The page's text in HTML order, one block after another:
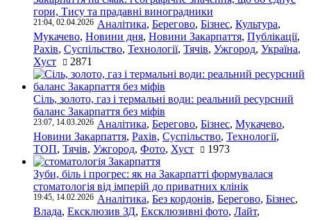
гори, Тису та прадавні виноградники
21:04, 02.04.2026 Аналітика, Берегово, Бізнес, Культура,
Мукачево, Новини дня, Новини Закарпаття, Публікації,
Рахів, Суспільство, Технології, Тячів, Ужгород, Україна,
Хуст
2871
Сіль, золото, газ і термальні води: реальний ресурсний
баланс Закарпаття без міфів
23:07, 14.03.2026 Аналітика, Берегово, Бізнес, Мукачево,
Новини Закарпаття, Рахів, Суспільство, Технології,
ТОП, Тячів, Ужгород, Фото, Хуст 1973
Зуби, біль і прогрес: як на Закарпатті формувалася
стоматологія від імперій до приватних клінік
19:45, 14.02.2026 Аналітика, Без кордонів, Берегово, Бізнес,
Влада, Ексклюзив ЗД, Ексклюзивні фото, Лайт,